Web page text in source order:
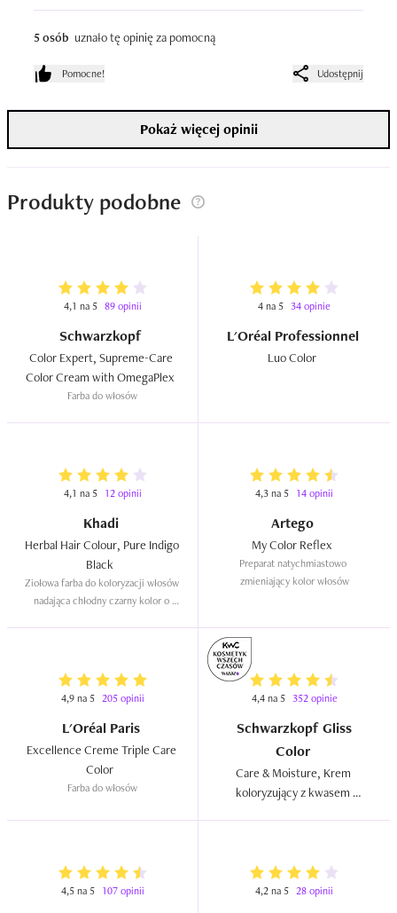
5 osób uznało tę opinię za pomocną
Pomocne! Udostępnij
Pokaż więcej opinii
Produkty podobne
4,1 na 5 89 opinii
Schwarzkopf
Color Expert, Supreme-Care
Farba do włosów
4 na 5 34 opinie
L'Oréal Professionnel
4,1 na 5 12 opinii
Khadi
Herbal Hair Colour, Pure Indigo
Ziołowa farba do koloryzacji włosów
nadająca chłodny czarny kolor o
4,3 na 5 14 opinii
Artego
Preparat natychmiastowo
zmieniający kolor włosów
4,9 na 5 205 opinii
L'Oréal Paris
Excellence Creme Triple Care
Farba do włosów
4,4 na 5 352 opinie
Schwarzkopf Gliss
Color
Care & Moisture, Krem
koloryzujący z kwasem
4,5 na 5 107 opinii 4,2 na 5 28 opinii